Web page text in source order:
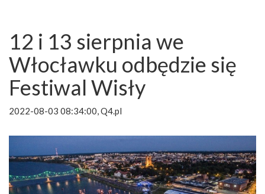
12 i 13 sierpnia we
Włocławku odbędzie się
Festiwal Wisły
2022-08-03 08:34:00, Q4.pl